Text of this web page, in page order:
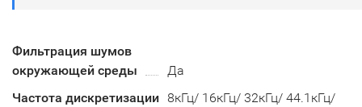
Фильтрация шумов
окружающей среды
Да
Частота дискретизации 8кГц/ 16кГц/ 32кГц/ 44.1кГц/